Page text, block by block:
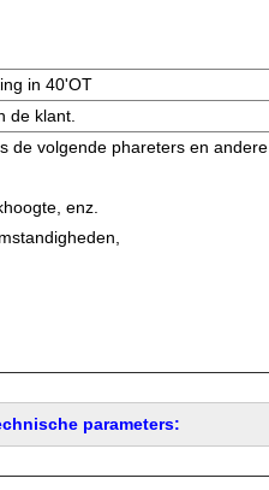
in 40'OT
de klant.
de volgende phareters en andere
enz.
parameters: